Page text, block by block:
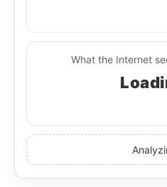
What the Internet